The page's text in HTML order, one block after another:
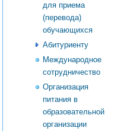
для приема
(перевода)
обучающихся
Абитуриенту
Международное
сотрудничество
Организация
питания в
образовательной
организации